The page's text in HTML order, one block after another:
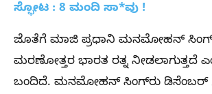
ಸ್ಫೋಟ : 8 ಮಂದಿ ಸಾ*ವು !
ಜೊತೆಗೆ ಮಾಜಿ ಪ್ರಧಾನಿ ಮನಮೋಹನ್​
ಮರಣೋತ್ತರ ಭಾರತ ರತ್ನ ನೀಡಲಾಗುತ್ತದೆ
ಬಂದಿದೆ. ಮನಮೋಹನ್​ ಸಿಂಗ್​ರು ಡಿಸೆಂಬರ್